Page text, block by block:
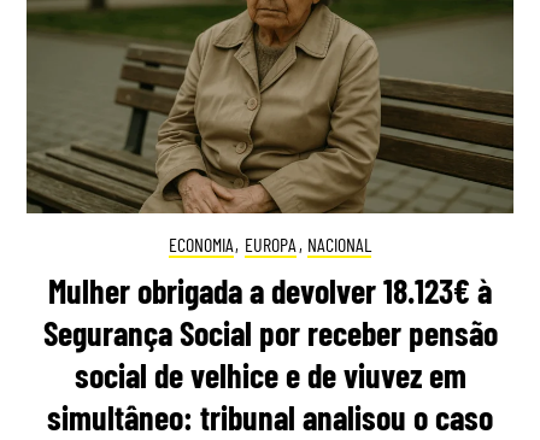
ECONOMIA, EUROPA , NACIONAL
Mulher obrigada a devolver 18.123€ à
Segurança Social por receber pensão
social de velhice e de viuvez em
simultâneo: tribunal analisou o caso